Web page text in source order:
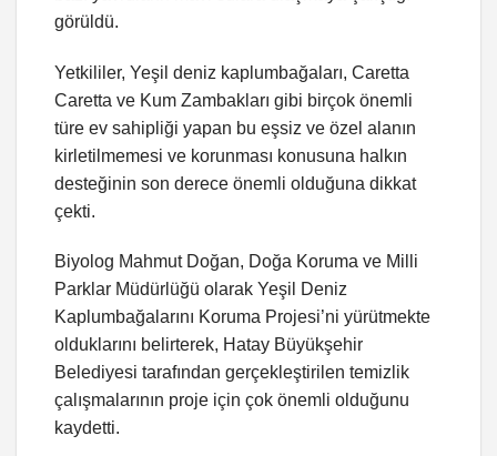
görüldü.
Yetkililer, Yeşil deniz kaplumbağaları, Caretta
Caretta ve Kum Zambakları gibi birçok önemli
türe ev sahipliği yapan bu eşsiz ve özel alanın
kirletilmemesi ve korunması konusuna halkın
desteğinin son derece önemli olduğuna dikkat
çekti.
Biyolog Mahmut Doğan, Doğa Koruma ve Milli
Parklar Müdürlüğü olarak Yeşil Deniz
Kaplumbağalarını Koruma Projesi’ni yürütmekte
olduklarını belirterek, Hatay Büyükşehir
Belediyesi tarafından gerçekleştirilen temizlik
çalışmalarının proje için çok önemli olduğunu
kaydetti.